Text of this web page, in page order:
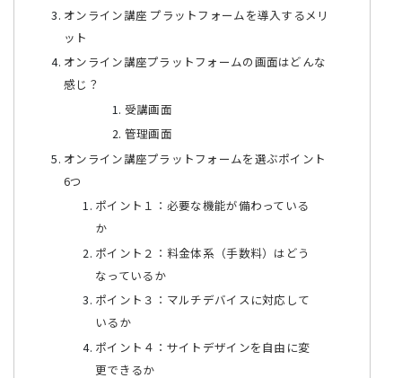
オンライン講座 プラットフォームを導入するメリ
ット
オンライン講座プラットフォームの画面はどんな
感じ？
受講画面
管理画面
オンライン講座プラットフォームを選ぶポイント
6つ
ポイント１：必要な機能が備わっている
か
ポイント２：料金体系（手数料）はどう
なっているか
ポイント３：マルチデバイスに対応して
いるか
ポイント４：サイトデザインを自由に変
更できるか